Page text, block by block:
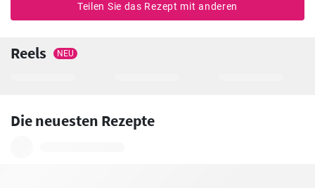
Teilen Sie das Rezept mit anderen
Reels NEU
Die neuesten Rezepte